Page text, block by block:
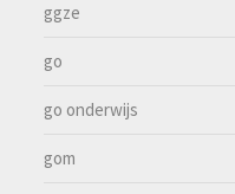
ggze
go
go onderwijs
gom